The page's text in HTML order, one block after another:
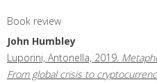
Book review
John Humbley
Luporini, Antonella, 2019.
From global crisis to